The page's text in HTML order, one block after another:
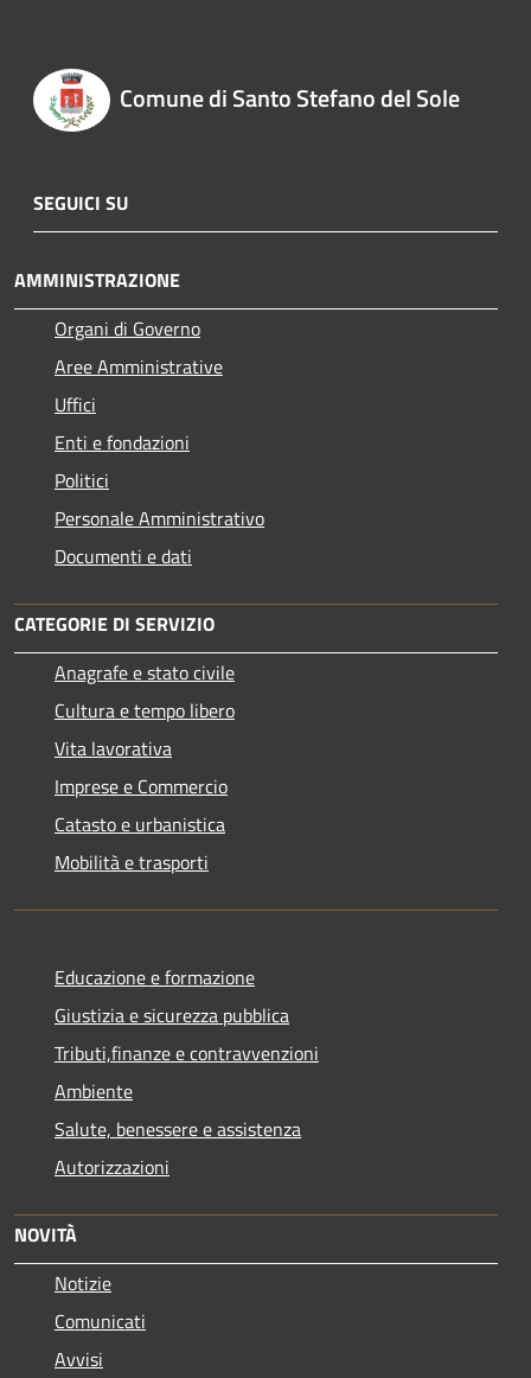
Comune di Santo Stefano del Sole
SEGUICI SU
AMMINISTRAZIONE
Organi di Governo
Aree Amministrative
Uffici
Enti e fondazioni
Politici
Personale Amministrativo
Documenti e dati
CATEGORIE DI SERVIZIO
Anagrafe e stato civile
Cultura e tempo libero
Vita lavorativa
Imprese e Commercio
Catasto e urbanistica
Mobilità e trasporti
Educazione e formazione
Giustizia e sicurezza pubblica
Tributi,finanze e contravvenzioni
Ambiente
Salute, benessere e assistenza
Autorizzazioni
NOVITÀ
Notizie
Comunicati
Avvisi